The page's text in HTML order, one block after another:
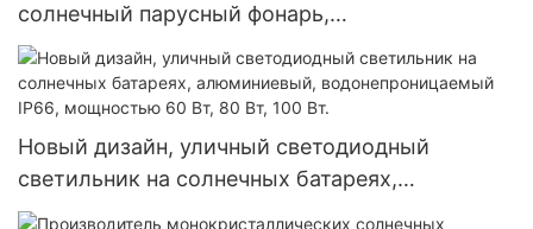
солнечный парусный фонарь,
водонепроницаемая лампа
Новый дизайн, уличный светодиодный
светильник на солнечных батареях,
алюминиевый, водонепроницаемый IP66,